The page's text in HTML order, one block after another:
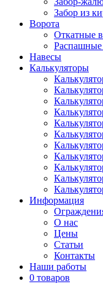
Забор из
Ворота
Откатные
Распашные
Навесы
Калькуляторы
Информация
О нас
Цены
Статьи
Контакты
Наши работы
0 товаров